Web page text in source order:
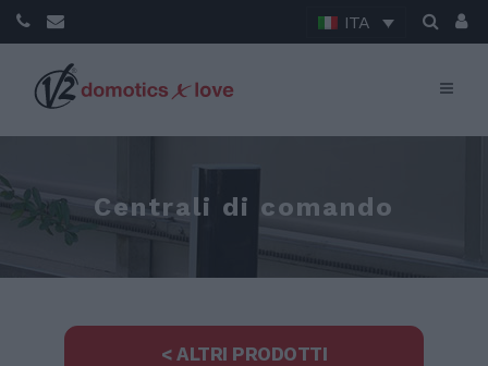
ITA
Centrali di comando
< ALTRI PRODOTTI